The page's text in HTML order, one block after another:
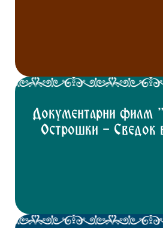
Документарни филм
Острошки - Сведок